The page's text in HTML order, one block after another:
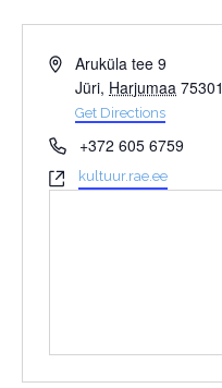
AddressAruküla tee 9
Jüri, Harjumaa 75301
Get Directions
Phone+372 605 6759
Websitekultuur.rae.ee